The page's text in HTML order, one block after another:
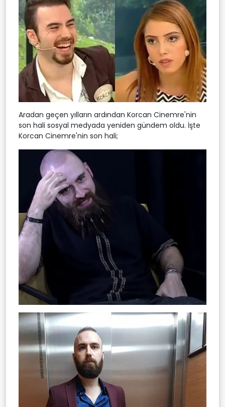
Aradan geçen yılların ardından Korcan Cinemre'nin
son hali sosyal medyada yeniden gündem oldu. İşte
Korcan Cinemre'nin son hali;